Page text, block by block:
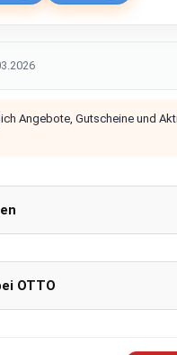
Angebote, Gutscheine und
OTTO